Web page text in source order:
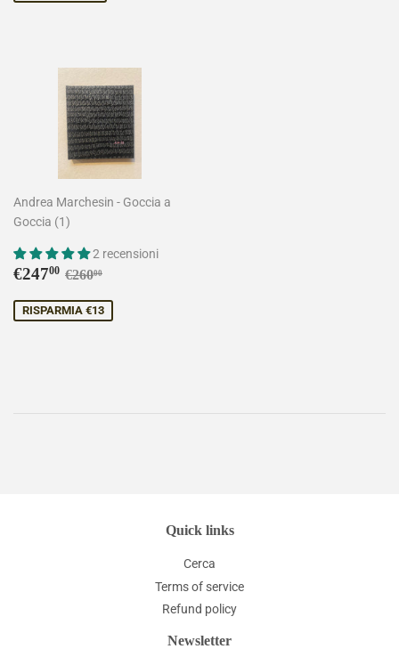
Andrea Marchesin - Goccia a
Goccia (1)
2 recensioni
Prezzo
€24700 €247,00
Prezzo di listino
€26000
RISPARMIA €13
Quick links
Cerca
Terms of service
Refund policy
Newsletter